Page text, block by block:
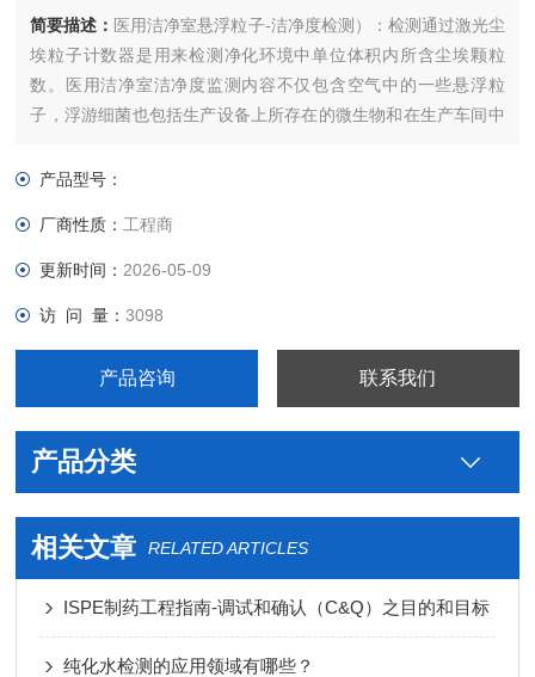
简要描述： 医用洁净室悬浮粒子-洁净度检测）：检测通过激光尘
埃粒子计数器是用来检测净化环境中单位体积内所含尘埃颗粒
数。医用洁净室洁净度监测内容不仅包含空气中的一些悬浮粒
子，浮游细菌也包括生产设备上所存在的微生物和在生产车间中
产品型号：
厂商性质： 工程商
更新时间： 2026-05-09
访 问 量：3098
产品咨询 联系我们
产品分类
相关文章 RELATED ARTICLES
ISPE制药工程指南-调试和确认（C&Q）之目的和目标
纯化水检测的应用领域有哪些？